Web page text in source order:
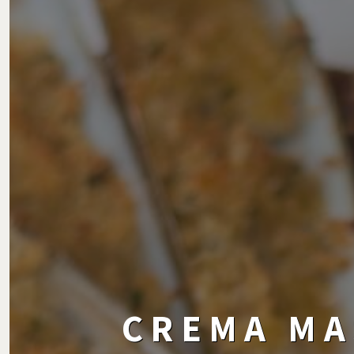
CREMA